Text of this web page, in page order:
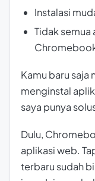
Instalasi
Tidak
Kamu baru
menginstal
saya punya
Dulu,
aplikasi web.
terbaru sudah